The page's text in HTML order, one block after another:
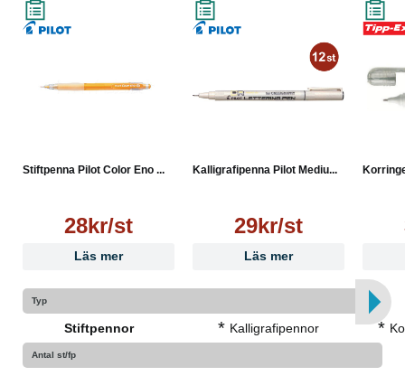
Stiftpenna Pilot Color Eno ...
28kr/st
Läs mer
Kalligrafipenna Pilot Mediu...
29kr/st
Läs mer
Typ
Stiftpennor * Kalligrafipennor *
Antal st/fp